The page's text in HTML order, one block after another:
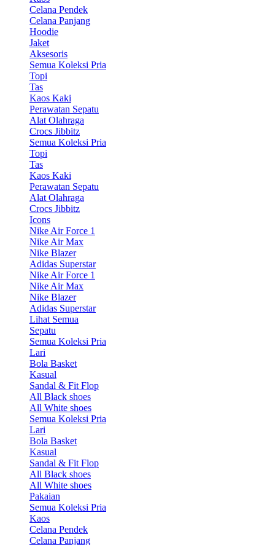
Celana Pendek
Celana Panjang
Hoodie
Jaket
Aksesoris
Semua Koleksi Pria
Topi
Tas
Kaos Kaki
Perawatan Sepatu
Alat Olahraga
Crocs Jibbitz
Semua Koleksi Pria
Topi
Tas
Kaos Kaki
Perawatan Sepatu
Alat Olahraga
Crocs Jibbitz
Icons
Nike Air Force 1
Nike Air Max
Nike Blazer
Adidas Superstar
Nike Air Force 1
Nike Air Max
Nike Blazer
Adidas Superstar
Lihat Semua
Sepatu
Semua Koleksi Pria
Lari
Bola Basket
Kasual
Sandal & Fit Flop
All Black shoes
All White shoes
Semua Koleksi Pria
Lari
Bola Basket
Kasual
Sandal & Fit Flop
All Black shoes
All White shoes
Pakaian
Semua Koleksi Pria
Kaos
Celana Pendek
Celana Panjang